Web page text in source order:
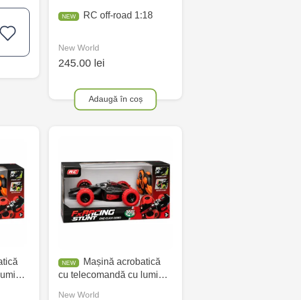
RC off-road 1:18
New World
245.00 lei
Adaugă în coș
Mașină acrobatică
cu telecomandă cu lumi…
New World